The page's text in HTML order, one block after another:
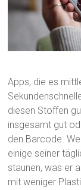
Apps, die es
diesen Stoffen
insgesamt gut
den Barcode.
einige seiner
staunen, was er
mit weniger